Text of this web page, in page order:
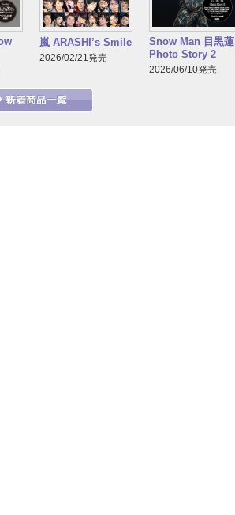
嵐 ARASHI’s Smile
2026/02/21発売
Snow Man 目黒蓮
Photo Story 2
2026/06/10発売